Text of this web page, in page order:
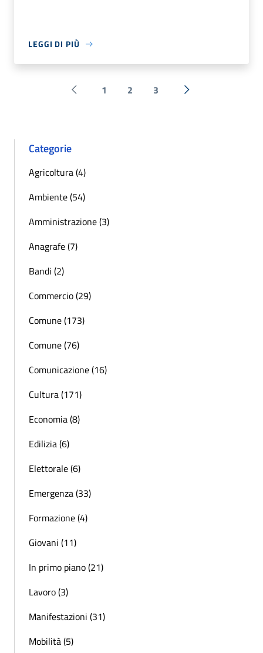
LEGGI DI PIÙ
Pagina precedente
1 2 3 Successiva »
Categorie
Agricoltura (4)
Ambiente (54)
Amministrazione (3)
Anagrafe (7)
Bandi (2)
Commercio (29)
Comune (173)
Comune (76)
Comunicazione (16)
Cultura (171)
Economia (8)
Edilizia (6)
Elettorale (6)
Emergenza (33)
Formazione (4)
Giovani (11)
In primo piano (21)
Lavoro (3)
Manifestazioni (31)
Mobilità (5)